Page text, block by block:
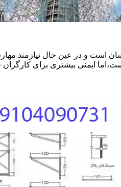
است و در عین حال نیازمند
ایمنی بیشتری برای